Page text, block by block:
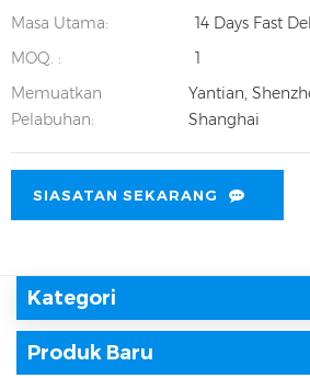
Masa Utama:
14 Days Fast
MOQ. :
1
Memuatkan
Pelabuhan:
Yantian,
Shanghai
SIASATAN SEKARANG
Kategori
Produk Baru